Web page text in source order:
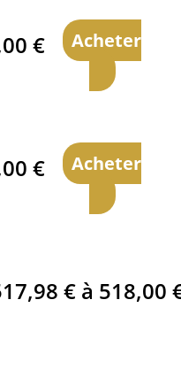
€ Acheter
€ Acheter
€à 518,00